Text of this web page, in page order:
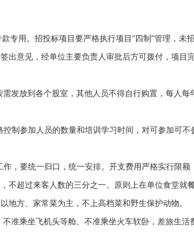
专用。招投标项目要严格执行项目“四制”管理，未
出意见，经单位主要负责人审批后方可拨付，项目
发放到各个股室，其他人员不得自行购置，每人每
制参加人员的数量和培训学习时间，对可参加可不
，要统一归口，统一安排。开支费用严格实行限额
超过来客人数的三分之一。原则上在单位食堂就
方、家常菜为主，不上高档菜和野生保护动物。
准乘坐飞机头等舱、不准乘坐火车软卧，差旅生活